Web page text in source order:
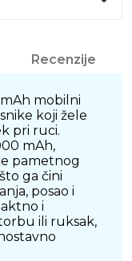
Recenzije
mobilni
koji žele
pri ruci.
mAh,
pametnog
ga čini
posao i
i
ili ruksak,